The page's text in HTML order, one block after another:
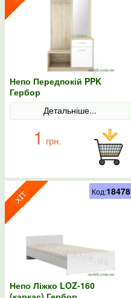
Непо Передпокій PPK
Гербор
Детальніше...
1 грн.
Непо Ліжко LOZ-160
Код:18478